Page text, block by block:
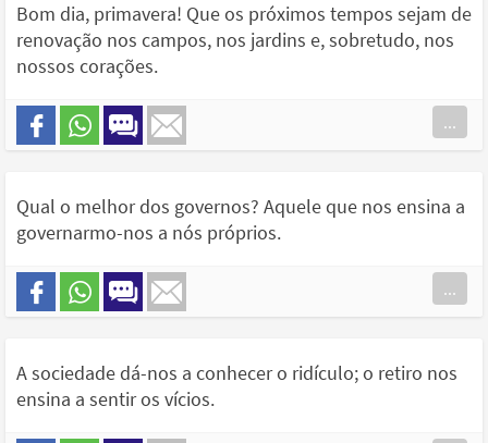
Bom dia, primavera! Que os próximos tempos sejam de
renovação nos campos, nos jardins e, sobretudo, nos
nossos corações.
...
Qual o melhor dos governos? Aquele que nos ensina a
governarmo-nos a nós próprios.
...
A sociedade dá-nos a conhecer o ridículo; o retiro nos
ensina a sentir os vícios.